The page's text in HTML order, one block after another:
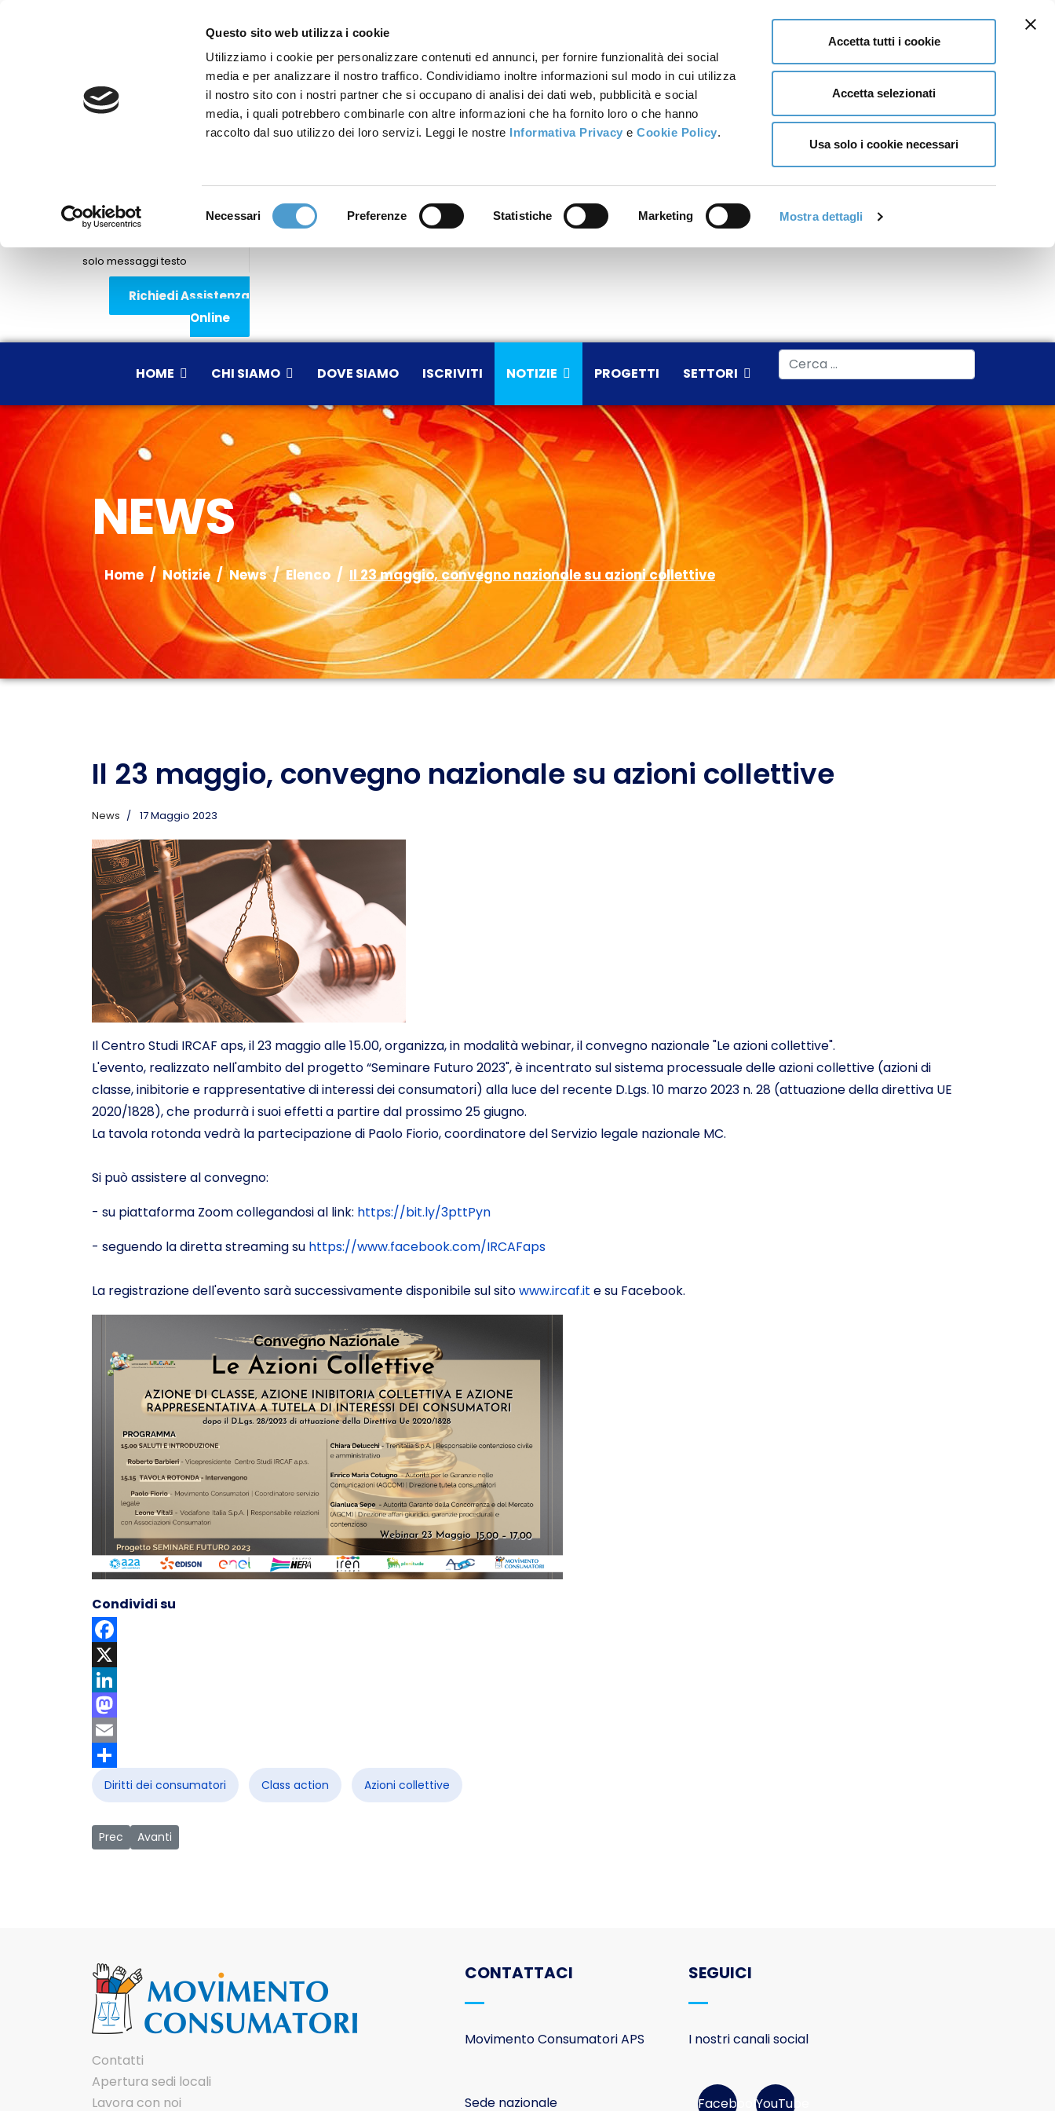
Questo sito web utilizza i cookie
Utilizziamo i cookie per personalizzare contenuti ed annunci, per fornire funzionalità dei social
media e per analizzare il nostro traffico. Condividiamo inoltre informazioni sul modo in cui utilizza
il nostro sito con i nostri partner che si occupano di analisi dei dati web, pubblicità e social
media, i quali potrebbero combinarle con altre informazioni che ha fornito loro o che hanno
raccolto dal suo utilizzo dei loro servizi. Leggi le nostre Informativa Privacy eCookie Policy.
Necessari Preferenze Statistiche Marketing Mostra dettagli
Accetta tutti i cookie
Accetta selezionati
Usa solo i cookie necessari
Via Piemonte 39/A
WhatsApp
solo messaggi testo
Richiedi Assistenza
Online
HOME CHI SIAMO DOVE SIAMO ISCRIVITI NOTIZIE PROGETTI SETTORI
Cerca
NEWS
Home Notizie News Elenco Il 23 maggio, convegno nazionale su azioni collettive
Il 23 maggio, convegno nazionale su azioni collettive
News 17 Maggio 2023
Il Centro Studi IRCAF aps, il 23 maggio alle 15.00, organizza, in modalità webinar, il convegno nazionale "Le azioni collettive".
L'evento, realizzato nell'ambito del progetto “Seminare Futuro 2023", è incentrato sul sistema processuale delle azioni collettive (azioni di
classe, inibitorie e rappresentative di interessi dei consumatori) alla luce del recente D.Lgs. 10 marzo 2023 n. 28 (attuazione della direttiva UE
2020/1828), che produrrà i suoi effetti a partire dal prossimo 25 giugno.
La tavola rotonda vedrà la partecipazione di Paolo Fiorio, coordinatore del Servizio legale nazionale MC.
Si può assistere al convegno:
- su piattaforma Zoom collegandosi al link: https://bit.ly/3pttPyn
- seguendo la diretta streaming su https://www.facebook.com/IRCAFaps
La registrazione dell'evento sarà successivamente disponibile sul sitowww.ircaf.it e su Facebook.
Condividi su
Facebook
X
LinkedIn
Mastodon
Email
Share
Diritti dei consumatori Class action Azioni collettive
Articolo precedente: Ci vuole un reddito: il 27 maggio, manifestazione a Roma
Prec Articolo successivo: 11 maggio: giornata internazionale di azione contro Adidas
Avanti
Contatti
Apertura sedi locali
Lavora con noi
CONTATTACI
Movimento Consumatori APS
Sede nazionale
SEGUICI
I nostri canali social
FacebookYouTube